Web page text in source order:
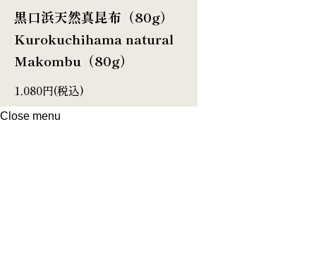
黒口浜天然真昆布（80g）
Kurokuchihama natural
Makombu（80g）
1,080円(税込)
Close menu